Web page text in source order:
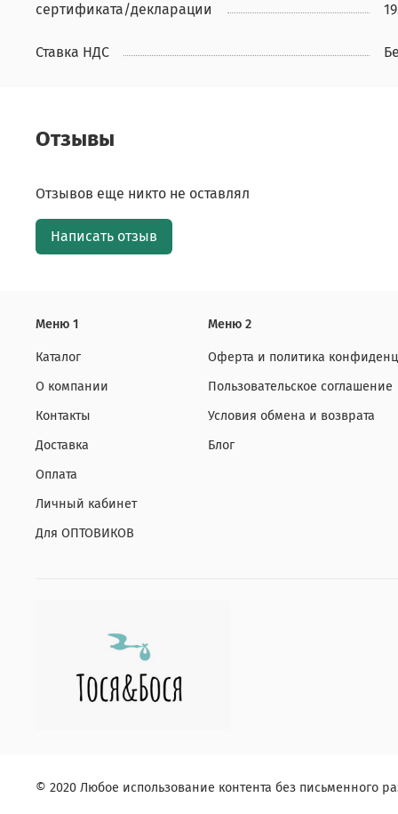
сертификата/декларации
Ставка НДС
Отзывы
Отзывов еще никто не оставлял
Написать отзыв
Меню 1
Каталог
О компании
Контакты
Доставка
Оплата
Личный кабинет
Для ОПТОВИКОВ
Меню 2
Оферта и политика
Пользовательское соглашение
Условия обмена и возврата
Блог
© 2020 Любое использование контента без письменного